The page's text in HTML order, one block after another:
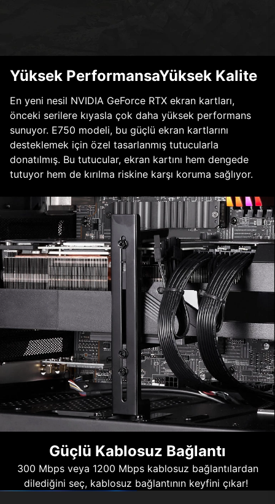
Yüksek PerformansaYüksek Kalite
En yeni nesil NVIDIA GeForce RTX ekran kartları,
önceki serilere kıyasla çok daha yüksek performans
sunuyor. E750 modeli, bu güçlü ekran kartlarını
desteklemek için özel tasarlanmış tutucularla
donatılmış. Bu tutucular, ekran kartını hem dengede
tutuyor hem de kırılma riskine karşı koruma sağlıyor.
Güçlü Kablosuz Bağlantı
300 Mbps veya 1200 Mbps kablosuz bağlantılardan
dilediğini seç, kablosuz bağlantının keyfini çıkar!